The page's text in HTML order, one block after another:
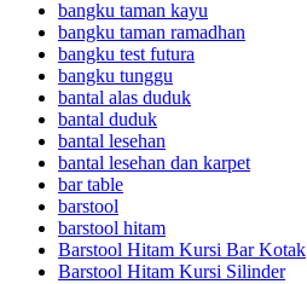
bangku taman kayu
bangku taman ramadhan
bangku test futura
bangku tunggu
bantal alas duduk
bantal duduk
bantal lesehan
bantal lesehan dan karpet
bar table
barstool
barstool hitam
Barstool Hitam Kursi Bar Kotak
Barstool Hitam Kursi Silinder